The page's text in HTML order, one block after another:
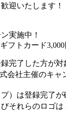
迎いたします！
実施中！
フトカード3,000
完了した方が対
会社主催のキ
）は登録完了が
それらのロゴ